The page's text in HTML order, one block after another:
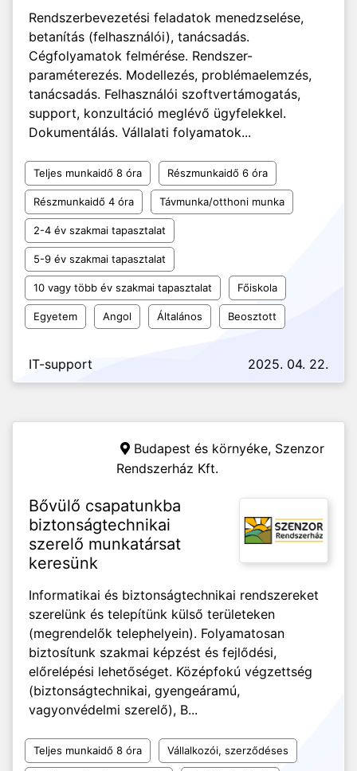
Rendszerbevezetési feladatok menedzselése,
betanítás (felhasználói), tanácsadás.
Cégfolyamatok felmérése. Rendszer-
paraméterezés. Modellezés, problémaelemzés,
tanácsadás. Felhasználói szoftvertámogatás,
support, konzultáció meglévő ügyfelekkel.
Dokumentálás. Vállalati folyamatok...
Teljes munkaidő 8 óra Részmunkaidő 6 óra
Részmunkaidő 4 óra Távmunka/otthoni munka
2-4 év szakmai tapasztalat
5-9 év szakmai tapasztalat
10 vagy több év szakmai tapasztalat Főiskola
Egyetem Angol Általános Beosztott
IT-support 2025. 04. 22.
Budapest és környéke, Szenzor
Rendszerház Kft.
Bővülő csapatunkba
biztonságtechnikai
szerelő munkatársat
keresünk
Informatikai és biztonságtechnikai rendszereket
szerelünk és telepítünk külső területeken
(megrendelők telephelyein). Folyamatosan
biztosítunk szakmai képzést és fejlődési,
előrelépési lehetőséget. Középfokú végzettség
(biztonságtechnikai, gyengeáramú,
vagyonvédelmi szerelő), B...
Teljes munkaidő 8 óra Vállalkozói, szerződéses